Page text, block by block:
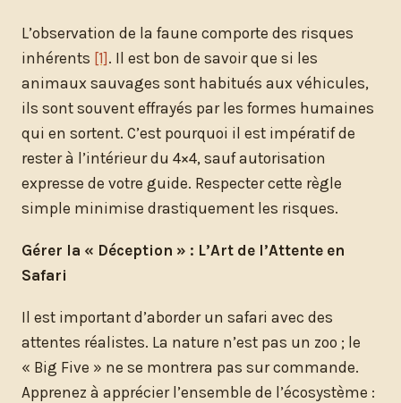
L’observation de la faune comporte des risques
inhérents [1] . Il est bon de savoir que si les
animaux sauvages sont habitués aux véhicules,
ils sont souvent effrayés par les formes humaines
qui en sortent. C’est pourquoi il est impératif de
rester à l’intérieur du 4×4, sauf autorisation
expresse de votre guide. Respecter cette règle
simple minimise drastiquement les risques.
Gérer la « Déception » : L’Art de l’Attente en
Safari
Il est important d’aborder un safari avec des
attentes réalistes. La nature n’est pas un zoo ; le
« Big Five » ne se montrera pas sur commande.
Apprenez à apprécier l’ensemble de l’écosystème :